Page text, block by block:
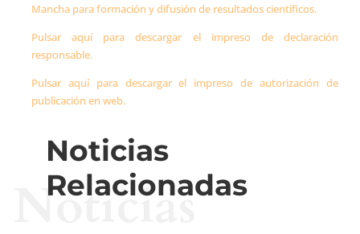
Mancha para formación y difusión de resultados científicos.
Pulsar aquí para descargar el impreso de declaración
responsable.
Pulsar aquí para descargar el impreso de autorización de
publicación en web.
Noticias
Relacionadas
Noticias